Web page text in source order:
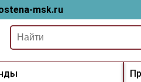
msk.ru